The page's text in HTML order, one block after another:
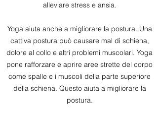
alleviare stress e ansia.
Yoga aiuta anche a migliorare la postura. Una
cattiva postura può causare mal di schiena,
dolore al collo e altri problemi muscolari. Yoga
pone rafforzare e aprire aree strette del corpo
come spalle e i muscoli della parte superiore
della schiena. Questo aiuta a migliorare la
postura.